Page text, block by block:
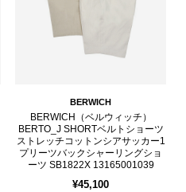
BERWICH
BERWICH（ベルウィッチ）
BERTO_J SHORTベルトショーツ
ストレッチコットンシアサッカー1
プリーツバックシャーリングショ
ーツ SB1822X 13165001039
¥45,100